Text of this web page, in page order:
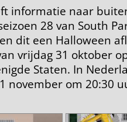
informatie naar
28 van South
dit een Halloween
vrijdag 31 oktober
Staten. In
november om 20:30